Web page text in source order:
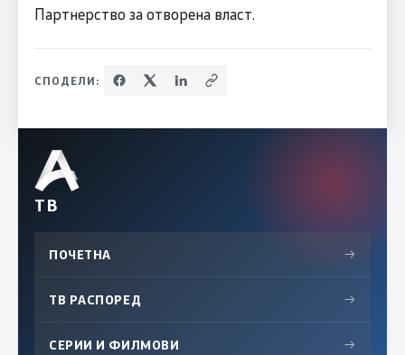
Партнерство за отворена власт.
СПОДЕЛИ:
ТВ
ПОЧЕТНА →
ТВ РАСПОРЕД →
СЕРИИ И ФИЛМОВИ →